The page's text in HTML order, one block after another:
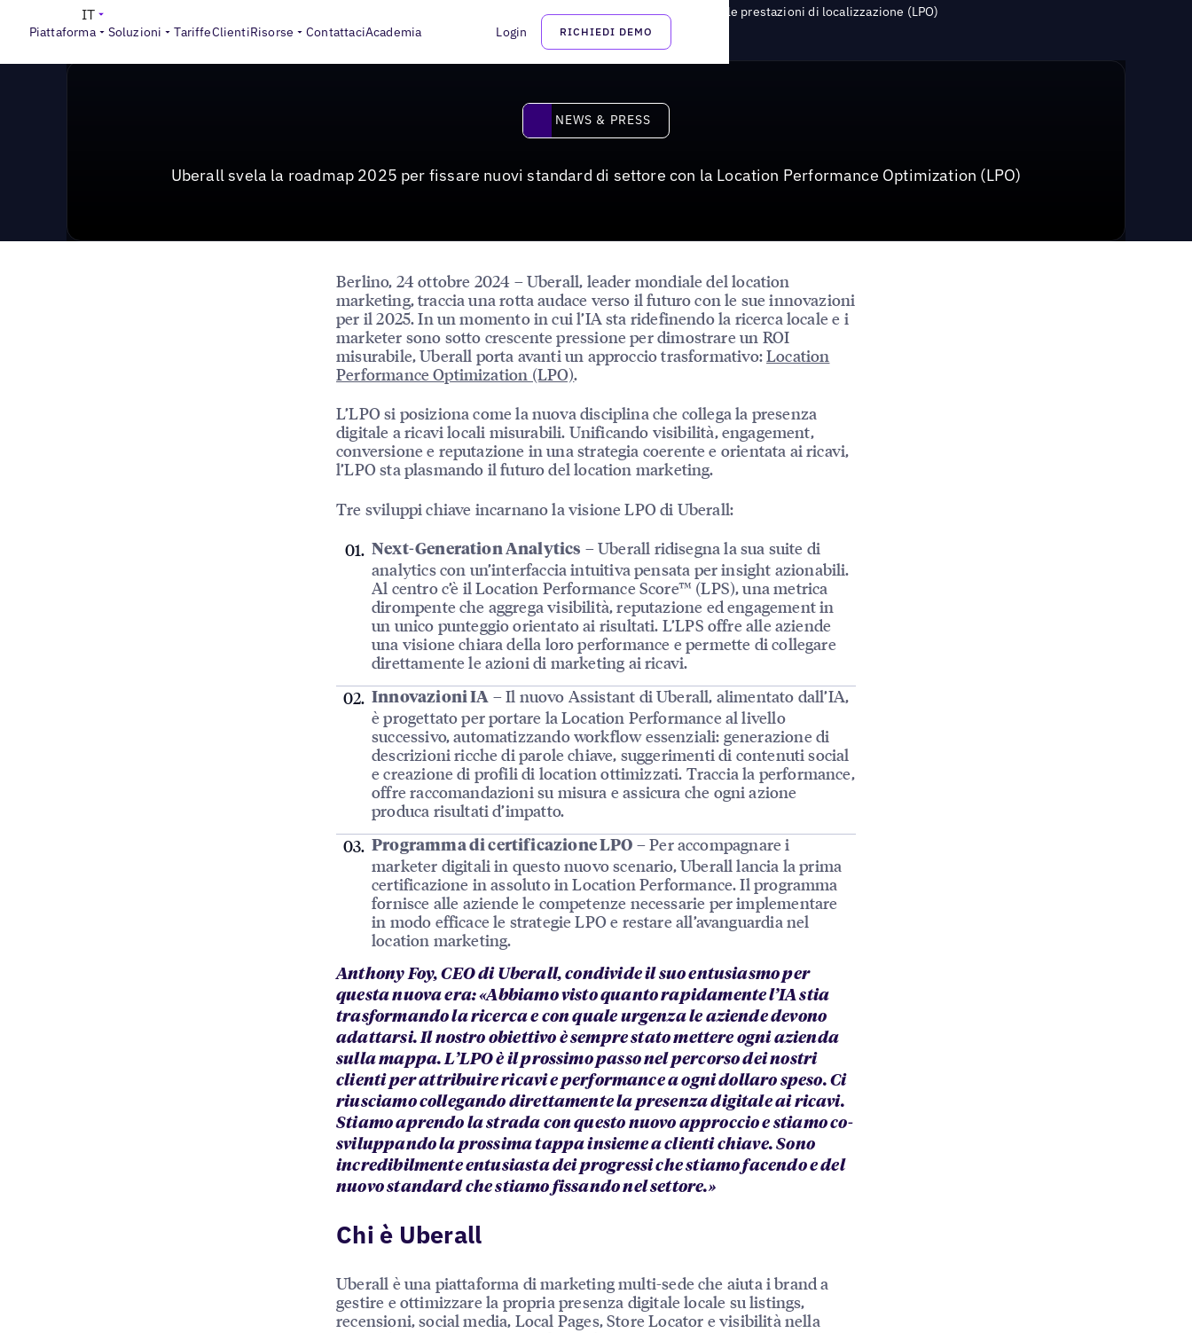
Piattaforma Soluzioni TariffeClientiRisorse ContattaciAcademia Login RICHIEDI DEMO
IT
News & Press Uberall presenta la roadmap 2025 per stabilire nuovi standard di settore con l'ottimizzazione delle prestazioni di localizzazione (LPO)
News & Press
NEWS & PRESS
Uberall svela la roadmap 2025 per fissare nuovi standard di settore con la Location Performance Optimization (LPO)
Berlino, 24 ottobre 2024 – Uberall, leader mondiale del location
marketing, traccia una rotta audace verso il futuro con le sue innovazioni
per il 2025. In un momento in cui l’IA sta ridefinendo la ricerca locale e i
marketer sono sotto crescente pressione per dimostrare un ROI
misurabile, Uberall porta avanti un approccio trasformativo:Location
Performance Optimization (LPO).
L’LPO si posiziona come la nuova disciplina che collega la presenza
digitale a ricavi locali misurabili. Unificando visibilità, engagement,
conversione e reputazione in una strategia coerente e orientata ai ricavi,
l’LPO sta plasmando il futuro del location marketing.
Tre sviluppi chiave incarnano la visione LPO di Uberall:
Next-Generation Analytics – Uberall ridisegna la sua suite di
analytics con un’interfaccia intuitiva pensata per insight azionabili.
Al centro c’è il Location Performance Score™ (LPS), una metrica
dirompente che aggrega visibilità, reputazione ed engagement in
un unico punteggio orientato ai risultati. L’LPS offre alle aziende
una visione chiara della loro performance e permette di collegare
direttamente le azioni di marketing ai ricavi.
Innovazioni IA – Il nuovo Assistant di Uberall, alimentato dall’IA,
è progettato per portare la Location Performance al livello
successivo, automatizzando workflow essenziali: generazione di
descrizioni ricche di parole chiave, suggerimenti di contenuti social
e creazione di profili di location ottimizzati. Traccia la performance,
offre raccomandazioni su misura e assicura che ogni azione
produca risultati d’impatto.
Programma di certificazione LPO – Per accompagnare i
marketer digitali in questo nuovo scenario, Uberall lancia la prima
certificazione in assoluto in Location Performance. Il programma
fornisce alle aziende le competenze necessarie per implementare
in modo efficace le strategie LPO e restare all’avanguardia nel
location marketing.
Anthony Foy, CEO di Uberall, condivide il suo entusiasmo per
questa nuova era: «Abbiamo visto quanto rapidamente l’IA stia
trasformando la ricerca e con quale urgenza le aziende devono
adattarsi. Il nostro obiettivo è sempre stato mettere ogni azienda
sulla mappa. L’LPO è il prossimo passo nel percorso dei nostri
clienti per attribuire ricavi e performance a ogni dollaro speso. Ci
riusciamo collegando direttamente la presenza digitale ai ricavi.
Stiamo aprendo la strada con questo nuovo approccio e stiamo co-
sviluppando la prossima tappa insieme a clienti chiave. Sono
incredibilmente entusiasta dei progressi che stiamo facendo e del
nuovo standard che stiamo fissando nel settore.»
Chi è Uberall
Uberall è una piattaforma di marketing multi-sede che aiuta i brand a
gestire e ottimizzare la propria presenza digitale locale su listings,
recensioni, social media, Local Pages, Store Locator e visibilità nella